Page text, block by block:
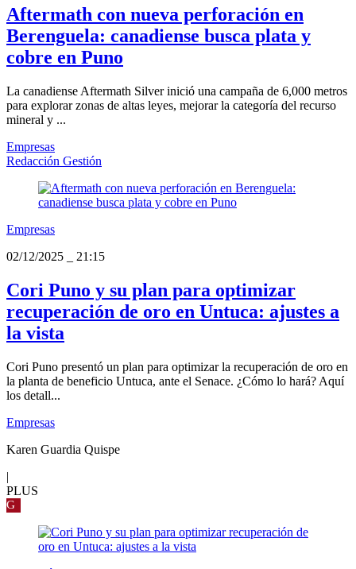
Aftermath con nueva perforación en
Berenguela: canadiense busca plata y
cobre en Puno
La canadiense Aftermath Silver inició una campaña de 6,000 metros
para explorar zonas de altas leyes, mejorar la categoría del recurso
mineral y ...
Empresas
Redacción Gestión
Empresas
02/12/2025
21:15
Cori Puno y su plan para optimizar
recuperación de oro en Untuca: ajustes a
la vista
Cori Puno presentó un plan para optimizar la recuperación de oro en
la planta de beneficio Untuca, ante el Senace. ¿Cómo lo hará? Aquí
los detall...
Empresas
Karen Guardia Quispe
|
PLUS
G